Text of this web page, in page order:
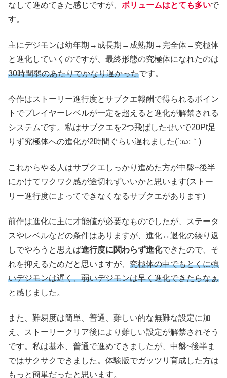
なして進めてきた感じですが、 ボリュームはとても多いで
す。
主にデジモンは幼年期→成長期→成熟期→完全体→究極体
と進化していくのですが、最終形態の究極体になれたのは
30時間弱のあたりでかなり遅かったです。
今作はストーリー進行度とサブクエ報酬で得られるポイン
トでプレイヤーレベルが一定を超えると進化が解禁される
システムです。私はサブクエを2つ飛ばしたせいで20Pt足
りず究極体への進化が2時間ぐらい遅れました(´;ω;｀)
これからやる人はサブクエしっかり進めた方が中盤~後半
にかけてワクワク感が途切れずいいかと思います(ストー
リー進行度によってできなくなるサブクエがあります)
前作は進化に主に才能値が必要なものでしたが、ステータ
スやレベルなどの条件はありますが、進化↔︎退化の繰り返
しでやろうと思えば進行度に関わらず進化できたので、そ
れを抑えるためだと思いますが、 究極体の中でもとくに強
いデジモンは遅く、弱いデジモンは早く進化できたらなぁ
と感じました。
また、難易度は簡単、普通、難しい的な無難な設定に加
え、ストーリークリア後により難しい設定が解禁されそう
です。私は基本、普通で進めてきましたが、中盤~後半ま
ではサクサクできました。体験版でガッツリ育成した方は
もっと簡単だったと思います。